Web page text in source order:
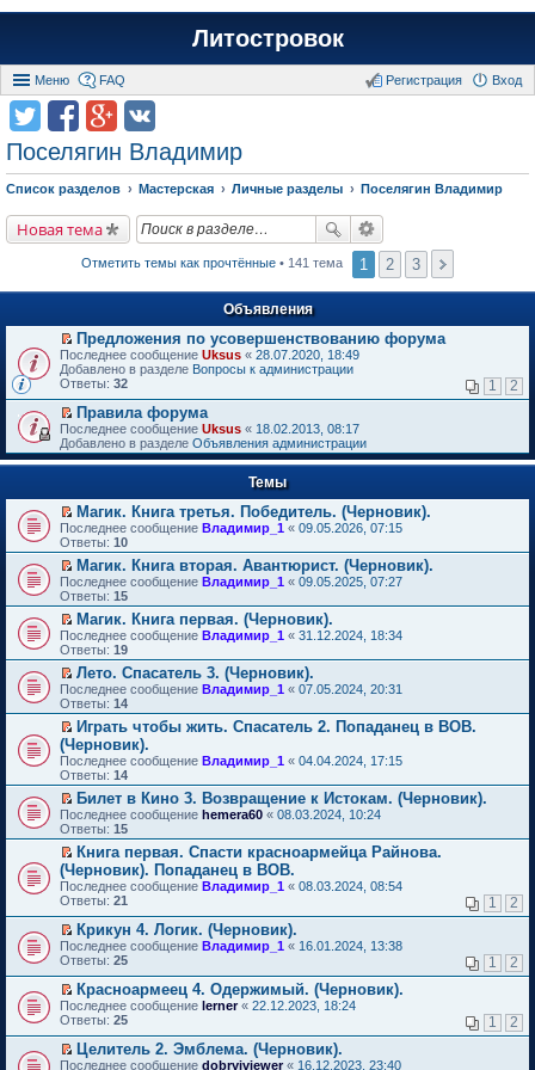
Литостровок
Меню FAQ Вход
Регистрация
Поселягин Владимир
Список разделов Мастерская Личные разделы Поселягин Владимир
Новая тема
Отметить темы как прочтённые • 141 тема 1 2 3
Объявления
П
е
р
й
т
и
к
п
в
о
м
у
н
е
п
р
о
ч
и
т
а
н
н
о
м
у
с
о
о
б
щ
е
н
и
ю
Предложения по усовершенствованию форума
Последнее сообщение Uksus « 28.07.2020, 18:49
Добавлено в разделе Вопросы к администрации
Ответы: 32 1 2
П
е
р
е
т
и
к
п
е
р
в
о
м
у
н
е
п
р
о
ч
и
т
а
н
н
о
м
у
с
о
о
б
щ
н
и
ю
Правила форума
Последнее сообщение Uksus « 18.02.2013, 08:17
Добавлено в разделе Объявления администрации
Темы
П
е
р
е
й
т
и
к
п
е
р
в
о
м
у
н
е
п
р
о
ч
и
т
а
н
н
о
у
с
о
о
б
щ
е
н
и
ю
Магик. Книга третья. Победитель. (Черновик).
Последнее сообщение Владимир_1 « 09.05.2026, 07:15
Ответы: 10
П
е
р
е
й
т
и
к
п
е
р
в
о
м
у
н
е
п
р
о
ч
и
т
а
н
н
о
м
у
с
о
о
б
щ
е
Магик. Книга вторая. Авантюрист. (Черновик).
Последнее сообщение Владимир_1 « 09.05.2025, 07:27
Ответы: 15
П
е
р
е
й
т
и
к
п
е
р
в
о
м
у
н
е
п
р
о
ч
и
т
а
н
н
о
м
у
с
о
Магик. Книга первая. (Черновик).
Последнее сообщение Владимир_1 « 31.12.2024, 18:34
Ответы: 19
П
е
р
е
й
т
и
к
п
е
р
в
о
м
у
н
е
п
р
о
и
т
а
н
н
о
Лето. Спасатель 3. (Черновик).
Последнее сообщение Владимир_1 « 07.05.2024, 20:31
Ответы: 14
П
е
р
е
й
т
и
к
п
е
р
в
м
у
н
е
п
р
о
ч
и
т
Играть чтобы жить. Спасатель 2. Попаданец в ВОВ.
(Черновик).
Последнее сообщение Владимир_1 « 04.04.2024, 17:15
Ответы: 14
П
е
р
е
й
т
и
п
е
р
в
о
м
у
н
е
п
Билет в Кино 3. Возвращение к Истокам. (Черновик).
Последнее сообщение hemera60 « 08.03.2024, 10:24
Ответы: 15
П
е
р
е
й
т
и
к
п
е
р
в
о
м
у
Книга первая. Спасти красноармейца Райнова.
(Черновик). Попаданец в ВОВ.
Последнее сообщение Владимир_1 « 08.03.2024, 08:54
Ответы: 21 1 2
П
е
е
й
т
и
к
п
Крикун 4. Логик. (Черновик).
Последнее сообщение Владимир_1 « 16.01.2024, 13:38
Ответы: 25 1 2
П
е
е
й
Красноармеец 4. Одержимый. (Черновик).
Последнее сообщение lerner« 22.12.2023, 18:24
Ответы: 25 1 2
П
Целитель 2. Эмблема. (Черновик).
Последнее сообщение dobryiviewer« 16.12.2023, 23:40